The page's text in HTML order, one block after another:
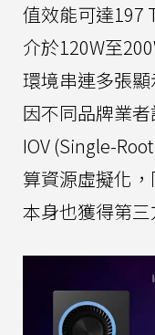
值效能可達197
介於120W至
環境串連多張
因不同品牌業
IOV (Single-
算資源虛擬化
本身也獲得第